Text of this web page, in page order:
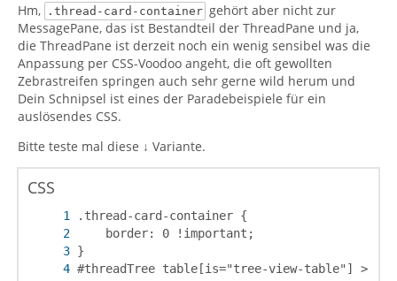
Hm, .thread-card-container gehört aber nicht zur
MessagePane, das ist Bestandteil der ThreadPane und ja,
die ThreadPane ist derzeit noch ein wenig sensibel was die
Anpassung per CSS-Voodoo angeht, die oft gewollten
Zebrastreifen springen auch sehr gerne wild herum und
Dein Schnipsel ist eines der Paradebeispiele für ein
auslösendes CSS.
Bitte teste mal diese ↓ Variante.
CSS